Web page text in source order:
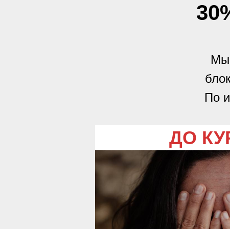
ДО
Мы
По